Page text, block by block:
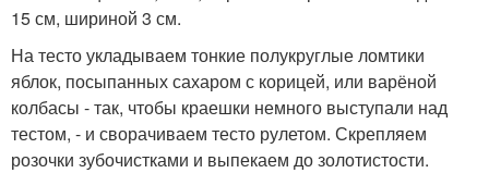
15 см, шириной 3 см.
На тесто укладываем тонкие полукруглые ломтики
яблок, посыпанных сахаром с корицей, или варёной
колбасы - так, чтобы краешки немного выступали над
тестом, - и сворачиваем тесто рулетом. Скрепляем
розочки зубочистками и выпекаем до золотистости.